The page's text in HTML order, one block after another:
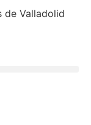
de Valladolid